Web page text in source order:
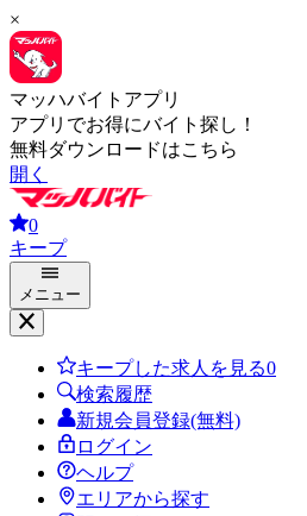
×
マッハバイトアプリ
アプリでお得にバイト探し！
無料ダウンロードはこちら
開く
0
キープ
メニュー
キープした求人を見る0
検索履歴
新規会員登録(無料)
ログイン
ヘルプ
エリアから探す